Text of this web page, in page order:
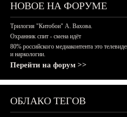
НОВОЕ НА ФОРУМЕ
Трилогия "Китобои" А. Вахова.
Охранник спит - смена идёт
80% российского медиаконтента это
и наркологии.
Перейти на форум >>
ОБЛАКО ТЕГОВ